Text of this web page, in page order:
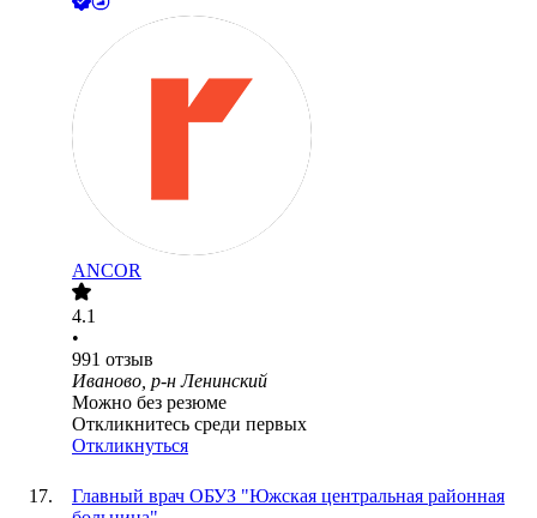
ANCOR
4.1
•
991 отзыв
Иваново, р-н Ленинский
Можно без резюме
Откликнитесь среди первых
Откликнуться
Главный врач ОБУЗ "Южская центральная районная